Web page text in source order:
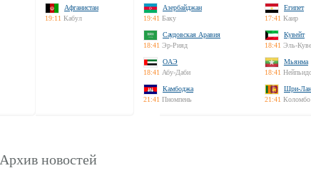
Афганистан
19:11 Кабул
Азербайджан
19:41 Баку
Египет
17:41 Каир
Саудовская Аравия
18:41 Эр-Рияд
Кувейт
18:41 Эль-
ОАЭ
18:41 Абу-Даби
Мьянма
18:41
Камбоджа
21:41 Пномпень
Шри-
21:41 Коломбо
Архив новостей